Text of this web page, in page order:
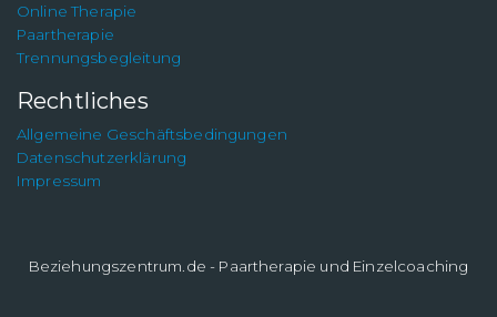
Online Therapie
Paartherapie
Trennungsbegleitung
Rechtliches
Allgemeine Geschäftsbedingungen
Datenschutzerklärung
Impressum
Beziehungszentrum.de - Paartherapie und Einzelcoaching